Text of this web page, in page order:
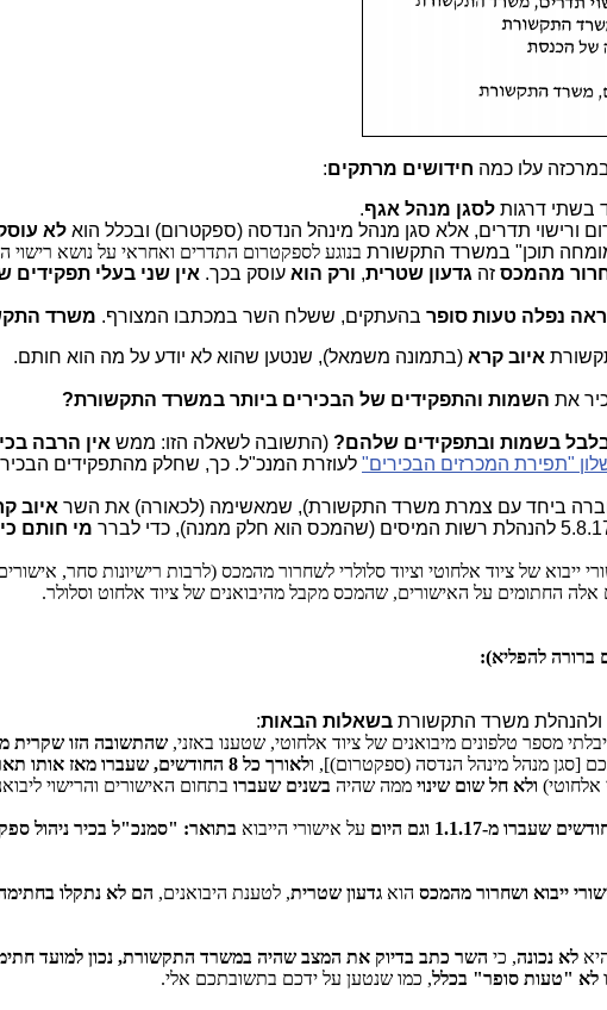
עלו כמה חידושים מרתקים:
בשתי דרגות לסגן מנהל אגף.
ורישוי תדרים, אלא סגן מנהל מינהל הנדסה (ספקטרום) ובכלל הוא לא
תוכן" במשרד התקשורת בנוגע לספקטרום התדרים ואחראי על נושא רישוי
מהמכס זה גדעון שטרית, ורק הוא עוסק בכך. אין שני בעלי תפקידים
נפלה טעות סופר בהעתקים, ששלח השר במכתבו המצורף. משרד
איוב קרא (בתמונה משמאל), שנטען שהוא לא יודע על מה הוא חותם.
את השמות והתפקידים של הבכירים ביותר במשרד התקשורת?
בשמות ובתפקידים שלהם? (התשובה לשאלה הזו: ממש אין הרבה
"תפירת המכרזים הבכירים" לעוזרת המנכ"ל. כך, שחלק מהתפקידים
ביחד עם צמרת משרד התקשורת), שמאשימה (לכאורה) את השר איוב
מי חותם
ייבוא של ציוד אלחוטי וציוד סלולרי לשחרור מהמכס (לרבות רישיונות סחר,
החתומים על האישורים, שהמכס מקבל מהיבואנים של ציוד אלחוט וסלולר.
ברורה להפליא):
בשאלות הבאות:
מספר טלפונים מיבואנים של ציוד אלחוטי, שטענו באזני, שהתשובה הזו שקרית
[סגן מנהל מינהל הנדסה (ספקטרום)], ולאורך כל 8 החודשים, שעברו מאז אותו תאריך ועד עצם היום הזה
אלחוטי) ולא חל שום שינוי ממה שהיה בשנים שעברו בתחום האישורים והרישוי
שעברו מ-1.1.17 וגם היום על אישורי הייבוא בתואר: "סמנכ"ל בכיר ניהול
ייבוא ושחרור מהמכס הוא גדעון שטרית, לטענת היבואנים, הם לא נתקלו
לא נכונה, כי השר כתב בדיוק את המצב שהיה במשרד התקשורת, נכון למועד
לא "טעות סופר" בכלל, כמו שנטען על ידכם בתשובתכם אלי.